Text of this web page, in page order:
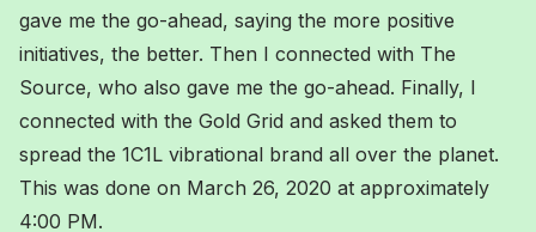
gave me the go-ahead, saying the more positive
initiatives, the better. Then I connected with The
Source, who also gave me the go-ahead. Finally, I
connected with the Gold Grid and asked them to
spread the 1C1L vibrational brand all over the planet.
This was done on March 26, 2020 at approximately
4:00 PM.